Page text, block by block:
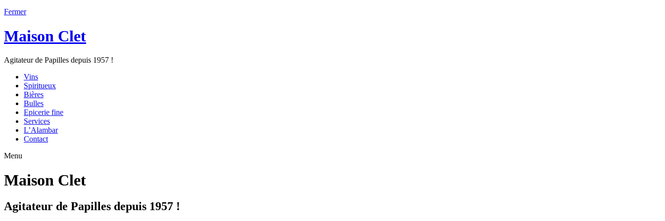
Fermer
Maison Clet
Agitateur de Papilles depuis 1957 !
Vins
Spiritueux
Bières
Bulles
Epicerie fine
Services
L’Alambar
Contact
Menu
Maison Clet
Agitateur de Papilles depuis 1957 !